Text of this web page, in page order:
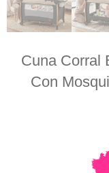
Cuna Corral
Con